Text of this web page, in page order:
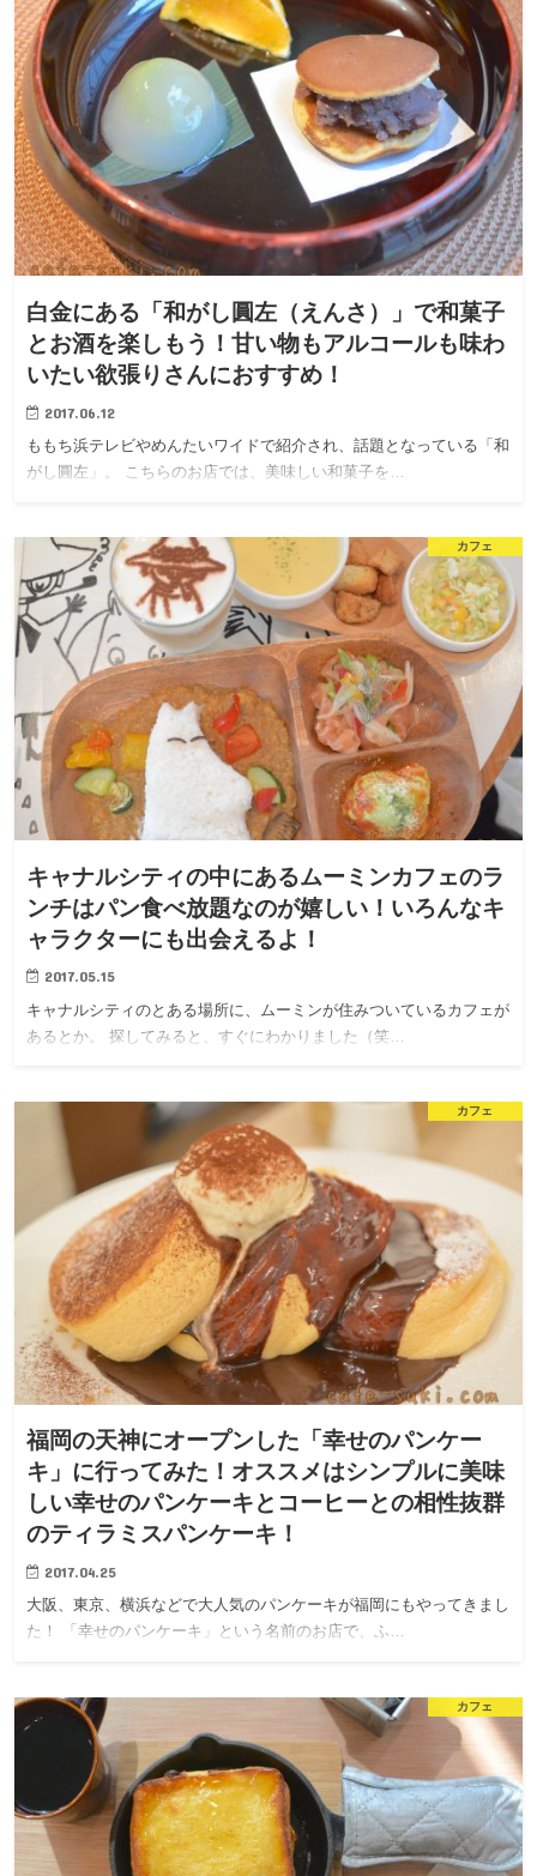
白金にある「和がし圓左（えんさ）」で和菓子
とお酒を楽しもう！甘い物もアルコールも味わ
いたい欲張りさんにおすすめ！
2017.06.12
ももち浜テレビやめんたいワイドで紹介され、話題となっている「和
がし圓左」。 こちらのお店では、美味しい和菓子を…
カフェ
キャナルシティの中にあるムーミンカフェのラ
ンチはパン食べ放題なのが嬉しい！いろんなキ
ャラクターにも出会えるよ！
2017.05.15
キャナルシティのとある場所に、ムーミンが住みついているカフェが
あるとか。 探してみると、すぐにわかりました（笑…
カフェ
福岡の天神にオープンした「幸せのパンケー
キ」に行ってみた！オススメはシンプルに美味
しい幸せのパンケーキとコーヒーとの相性抜群
のティラミスパンケーキ！
2017.04.25
大阪、東京、横浜などで大人気のパンケーキが福岡にもやってきまし
た！ 「幸せのパンケーキ」という名前のお店で、ふ…
カフェ